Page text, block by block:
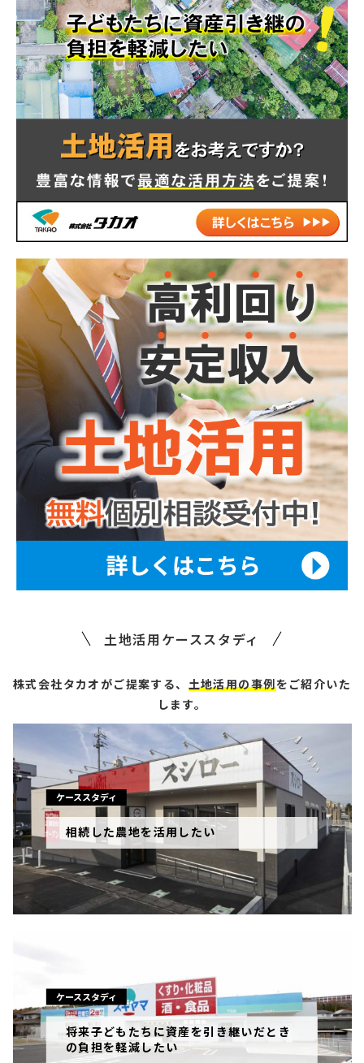
土地活用ケーススタディ
株式会社タカオがご提案する、 土地活用の事例をご紹介いた
します。
ケーススタディ
相続した農地を活用したい
ケーススタディ
将来子どもたちに資産を引き継いだとき
の負担を軽減したい